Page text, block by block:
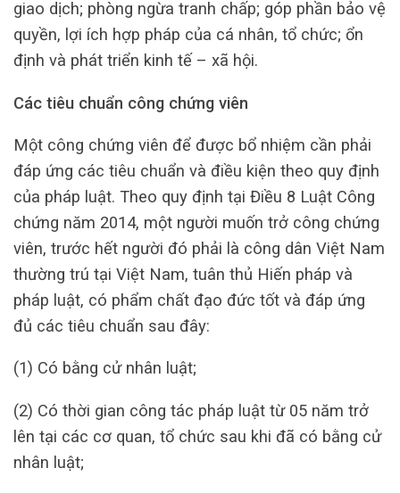
giao dịch; phòng ngừa tranh chấp; góp phần bảo vệ
quyền, lợi ích hợp pháp của cá nhân, tổ chức; ổn
định và phát triển kinh tế – xã hội.
Các tiêu chuẩn công chứng viên
Một công chứng viên để được bổ nhiệm cần phải
đáp ứng các tiêu chuẩn và điều kiện theo quy định
của pháp luật. Theo quy định tại Điều 8 Luật Công
chứng năm 2014, một người muốn trở công chứng
viên, trước hết người đó phải là công dân Việt Nam
thường trú tại Việt Nam, tuân thủ Hiến pháp và
pháp luật, có phẩm chất đạo đức tốt và đáp ứng
đủ các tiêu chuẩn sau đây:
(1) Có bằng cử nhân luật;
(2) Có thời gian công tác pháp luật từ 05 năm trở
lên tại các cơ quan, tổ chức sau khi đã có bằng cử
nhân luật;